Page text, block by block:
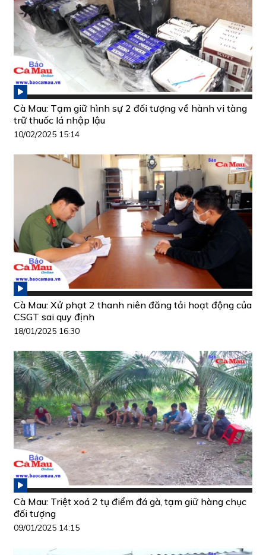
Cà Mau: Tạm giữ hình sự 2 đối tượng về hành vi tàng
trữ thuốc lá nhập lậu
10/02/2025 15:14
Cà Mau: Xử phạt 2 thanh niên đăng tải hoạt động của
CSGT sai quy định
18/01/2025 16:30
Cà Mau: Triệt xoá 2 tụ điểm đá gà, tạm giữ hàng chục
đối tượng
09/01/2025 14:15